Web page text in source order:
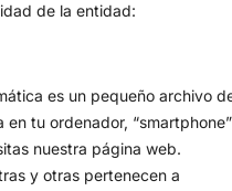
de la entidad:
es un pequeño archivo
tu ordenador, “smartphone”
nuestra página web.
y otras pertenecen a